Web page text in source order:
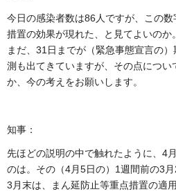
今日の感染者数は86人ですが、この
措置の効果が現れた、と見てよいのか。
まだ、31日までが（緊急事態宣言の
測も出てきていますが、その点につ
か、今の考えをお願いします。
知事：
先ほどの説明の中で触れたように、4
のは。その（4月5日の）1週間前の3月
3月末は、まん延防止等重点措置の適